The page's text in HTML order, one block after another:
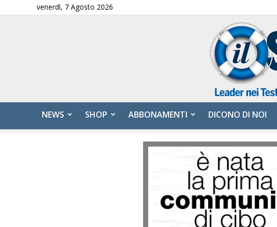
venerdì, 7 Agosto 2026
NEWS SHOP ABBONAMENTI DICONO DI NOI